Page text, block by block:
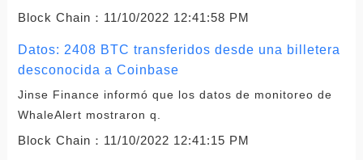
Block Chain： 11/10/2022 12:41:58 PM
Datos: 2408 BTC transferidos desde una billetera
desconocida a Coinbase
Jinse Finance informó que los datos de monitoreo de
WhaleAlert mostraron q.
Block Chain： 11/10/2022 12:41:15 PM